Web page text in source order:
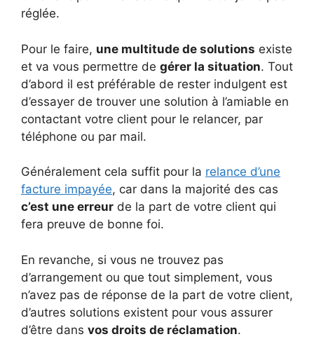
réglée.
Pour le faire, une multitude de solutions existe
et va vous permettre de gérer la situation. Tout
d’abord il est préférable de rester indulgent est
d’essayer de trouver une solution à l’amiable en
contactant votre client pour le relancer, par
téléphone ou par mail.
Généralement cela suffit pour la relance d’une
facture impayée, car dans la majorité des cas
c’est une erreur de la part de votre client qui
fera preuve de bonne foi.
En revanche, si vous ne trouvez pas
d’arrangement ou que tout simplement, vous
n’avez pas de réponse de la part de votre client,
d’autres solutions existent pour vous assurer
d’être dans vos droits de réclamation.